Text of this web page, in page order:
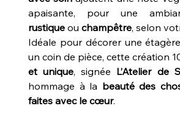
apaisante, pour une
rustiqueou champêtre, selon
Idéale pour décorer une
un coin de pièce, cette création
et unique, signée L’Atelier de
hommage à la beauté des
faites avec le cœur.